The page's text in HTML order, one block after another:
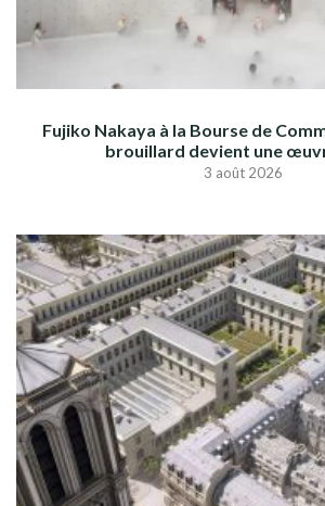
Fujiko Nakaya à la Bourse de
brouillard devient une
3 août 2026